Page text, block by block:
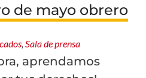
de mayo obrero
, Sala de prensa
aprendamos